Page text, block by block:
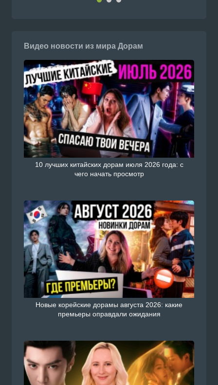
Видео новости из мира Дорам
10 лучших китайских дорам июля 2026 года: с
чего начать просмотр
Новые корейские дорамы августа 2026: какие
премьеры оправдали ожидания